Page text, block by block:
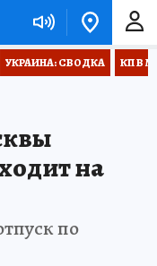
УКРАИНА: СВОДКА КП В
на
по